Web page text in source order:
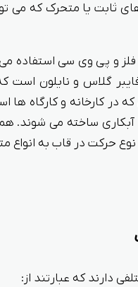
ثابت یا متحرک که می
فلز و پی وی سی استفاده
گلاس و نایلون است
کارخانه و کارگاه ها
آبکاری ساخته می شوند.
حرکت در قاب به انواع
دارند که عبارتند از: